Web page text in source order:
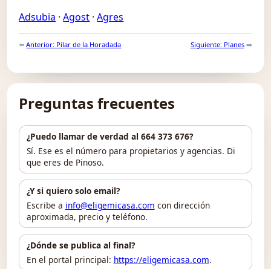
Adsubia ·Agost ·Agres
⬅️Anterior: Pilar de la Horadada Siguiente: Planes➡️
Preguntas frecuentes
¿Puedo llamar de verdad al 664 373 676?
Sí. Ese es el número para propietarios y agencias. Di
que eres de Pinoso.
¿Y si quiero solo email?
Escribe a info@eligemicasa.com con dirección
aproximada, precio y teléfono.
¿Dónde se publica al final?
En el portal principal: https://eligemicasa.com.